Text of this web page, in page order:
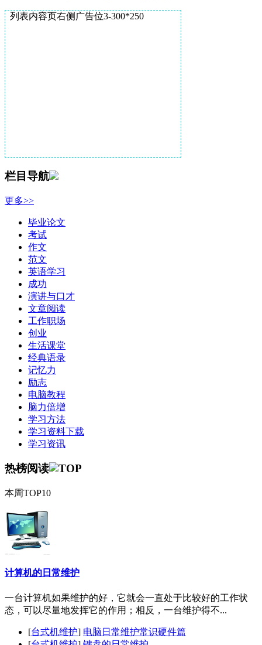
列表内容页右侧广告位3-300*250
栏目导航
更多>>
毕业论文
考试
作文
范文
英语学习
成功
演讲与口才
文章阅读
工作职场
创业
生活课堂
经典语录
记忆力
励志
电脑教程
脑力倍增
学习方法
学习资料下载
学习资讯
热榜阅读
本周TOP10
计算机的日常维护
一台计算机如果维护的好，它就会一直处于比较好的工作状
态，可以尽量地发挥它的作用；相反，一台维护得不...
[台式机维护] 电脑日常维护常识硬件篇